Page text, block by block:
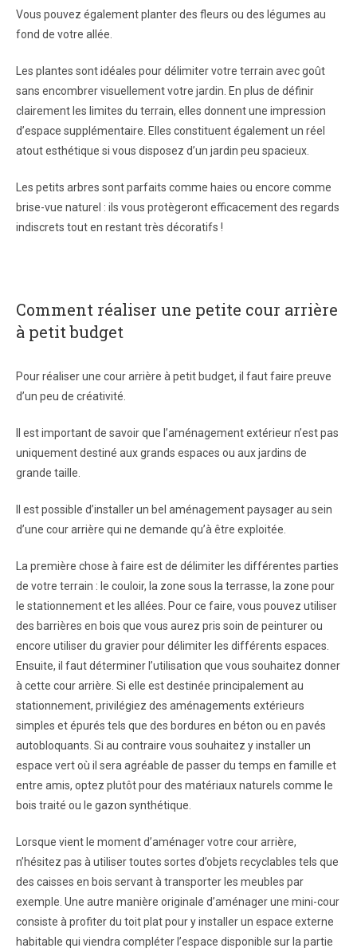
Vous pouvez également planter des fleurs ou des légumes au
fond de votre allée.
Les plantes sont idéales pour délimiter votre terrain avec goût
sans encombrer visuellement votre jardin. En plus de définir
clairement les limites du terrain, elles donnent une impression
d’espace supplémentaire. Elles constituent également un réel
atout esthétique si vous disposez d’un jardin peu spacieux.
Les petits arbres sont parfaits comme haies ou encore comme
brise-vue naturel : ils vous protègeront efficacement des regards
indiscrets tout en restant très décoratifs !
Comment réaliser une petite cour arrière
à petit budget
Pour réaliser une cour arrière à petit budget, il faut faire preuve
d’un peu de créativité.
Il est important de savoir que l’aménagement extérieur n’est pas
uniquement destiné aux grands espaces ou aux jardins de
grande taille.
Il est possible d’installer un bel aménagement paysager au sein
d’une cour arrière qui ne demande qu’à être exploitée.
La première chose à faire est de délimiter les différentes parties
de votre terrain : le couloir, la zone sous la terrasse, la zone pour
le stationnement et les allées. Pour ce faire, vous pouvez utiliser
des barrières en bois que vous aurez pris soin de peinturer ou
encore utiliser du gravier pour délimiter les différents espaces.
Ensuite, il faut déterminer l’utilisation que vous souhaitez donner
à cette cour arrière. Si elle est destinée principalement au
stationnement, privilégiez des aménagements extérieurs
simples et épurés tels que des bordures en béton ou en pavés
autobloquants. Si au contraire vous souhaitez y installer un
espace vert où il sera agréable de passer du temps en famille et
entre amis, optez plutôt pour des matériaux naturels comme le
bois traité ou le gazon synthétique.
Lorsque vient le moment d’aménager votre cour arrière,
n’hésitez pas à utiliser toutes sortes d’objets recyclables tels que
des caisses en bois servant à transporter les meubles par
exemple. Une autre manière originale d’aménager une mini-cour
consiste à profiter du toit plat pour y installer un espace externe
habitable qui viendra compléter l’espace disponible sur la partie